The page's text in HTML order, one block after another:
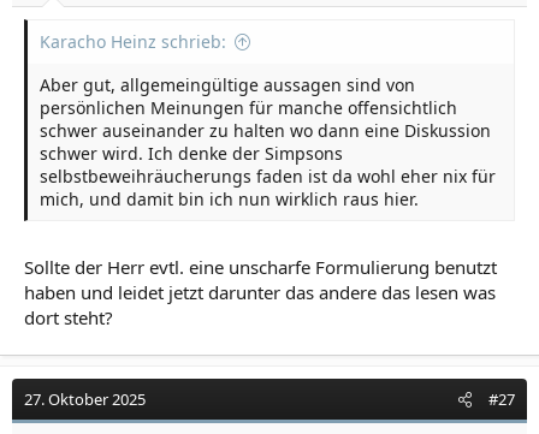
Karacho Heinz schrieb:
Aber gut, allgemeingültige aussagen sind von
persönlichen Meinungen für manche offensichtlich
schwer auseinander zu halten wo dann eine Diskussion
schwer wird. Ich denke der Simpsons
selbstbeweihräucherungs faden ist da wohl eher nix für
mich, und damit bin ich nun wirklich raus hier.
Sollte der Herr evtl. eine unscharfe Formulierung benutzt
haben und leidet jetzt darunter das andere das lesen was
dort steht?
27. Oktober 2025 #27